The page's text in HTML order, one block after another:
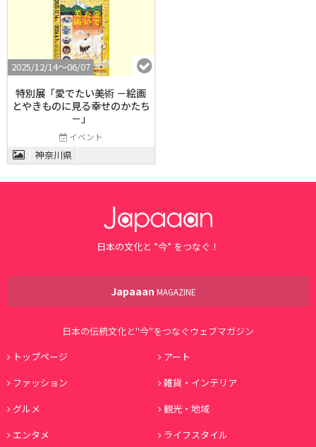
2025/12/14〜06/07
特別展「愛でたい美術 －絵画
とやきものに見る幸せのかたち
－」
イベント
神奈川県
日本の文化と ”今” をつなぐ！
Japaaan MAGAZINE
日本の伝統文化と"今"をつなぐウェブマガジン
トップページ
アート
ファッション
雑貨・インテリア
グルメ
観光・地域
エンタメ
ライフスタイル